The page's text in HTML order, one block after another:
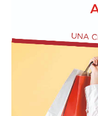
durante las últimas
trabajan con las
los testimonios de
contacto con ella